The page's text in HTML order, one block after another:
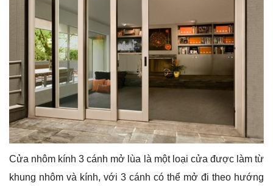
Cửa nhôm kính 3 cánh mở lùa là một loại cửa được làm từ
khung nhôm và kính, với 3 cánh có thể mở đi theo hướng